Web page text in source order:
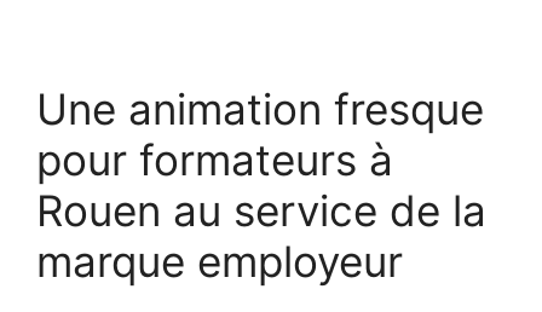
Une animation fresque
pour formateurs à
Rouen au service de la
marque employeur